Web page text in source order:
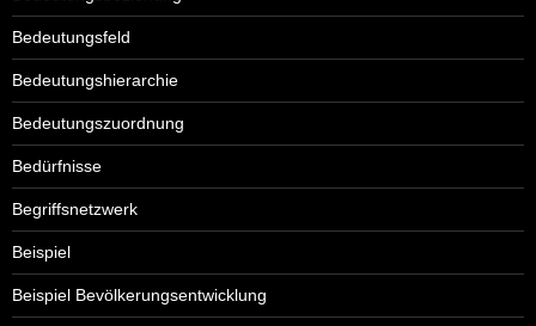
Bedeutungsfeld
Bedeutungshierarchie
Bedeutungszuordnung
Bedürfnisse
Begriffsnetzwerk
Beispiel
Beispiel Bevölkerungsentwicklung